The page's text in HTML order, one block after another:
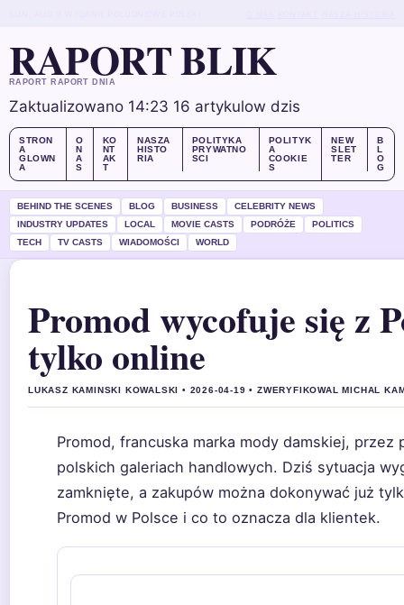
RAPORT BLIK
RAPORT RAPORT DNIA
Zaktualizowano 14:23 16 artykulow dzis
STRON
A
GLOWN
A
O
N
A
S
KO
NT
AK
T
NASZA
HISTO
RIA
POLITYKA
PRYWATNO
SCI
POLITYK
A
COOKIE
S
NEW
SLET
TER
B
L
O
G
BEHIND THE SCENES BLOG BUSINESS
CELEBRITY NEWS
INDUSTRY UPDATES
LOCAL MOVIE CASTS PODRÓŻE
POLITICS
TECH
TV CASTS WIADOMOŚCI WORLD
Promod wycofuje się z
tylko online
LUKASZ KAMINSKI KOWALSKI • 2026-04-19 • ZWERYFIKOWAL MICHAL
Promod, francuska marka mody damskiej,
polskich galeriach handlowych. Dziś sytuacja
zamknięte, a zakupów można dokonywać już
Promod w Polsce i co to oznacza dla klientek.